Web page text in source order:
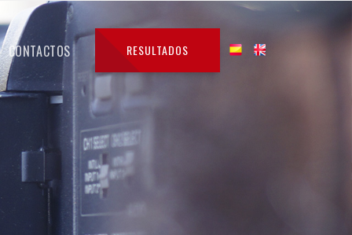
RESULTADOS
CONTACTOS